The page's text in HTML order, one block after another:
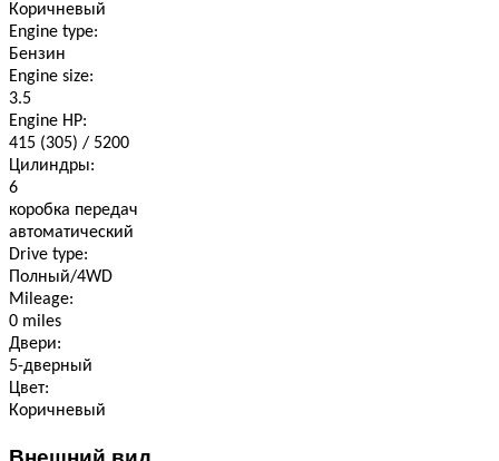
Коричневый
Engine type:
Бензин
Engine size:
3.5
Engine HP:
415 (305) / 5200
Цилиндры:
6
коробка передач
автоматический
Drive type:
Полный/4WD
Mileage:
0 miles
Двери:
5-дверный
Цвет:
Коричневый